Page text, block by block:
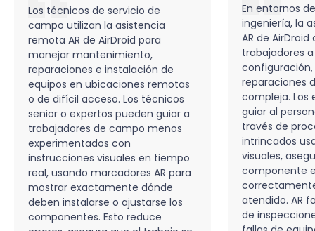
Los técnicos de servicio de
campo utilizan la asistencia
remota AR de AirDroid para
manejar mantenimiento,
reparaciones e instalación de
equipos en ubicaciones remotas
o de difícil acceso. Los técnicos
senior o expertos pueden guiar a
trabajadores de campo menos
experimentados con
instrucciones visuales en tiempo
real, usando marcadores AR para
mostrar exactamente dónde
deben instalarse o ajustarse los
componentes. Esto reduce
En entornos
ingeniería, la
AR de
trabajadores
reparaciones
compleja. Los
guiar al
través de
intrincados
visuales,
componente
atendido. AR
de